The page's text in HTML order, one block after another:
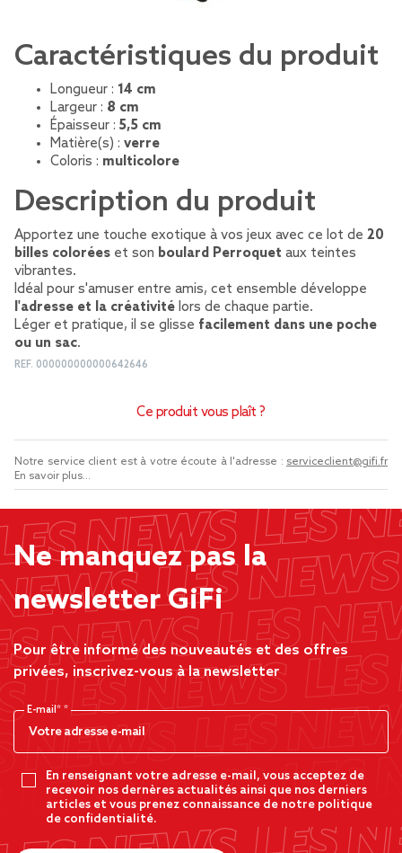
Caractéristiques du produit
Longueur : 14 cm
Largeur : 8 cm
Épaisseur : 5,5 cm
Matière(s) : verre
Coloris : multicolore
Description du produit
Apportez une touche exotique à vos jeux avec ce lot de 20
billes colorées et son boulard Perroquet aux teintes
vibrantes.
Idéal pour s'amuser entre amis, cet ensemble développe
l'adresse et la créativité lors de chaque partie.
Léger et pratique, il se glisse facilement dans une poche
ou un sac.
REF. 000000000000642646
Ce produit vous plaît ?
Notre service client est à votre écoute à l'adresse : serviceclient@gifi.fr
En savoir plus...
Ne manquez pas la
newsletter GiFi
Pour être informé des nouveautés et des offres
privées, inscrivez-vous à la newsletter
E-mail*
En renseignant votre adresse e-mail, vous acceptez de
recevoir nos dernères actualités ainsi que nos derniers
articles et vous prenez connaissance de notre politique
de confidentialité.